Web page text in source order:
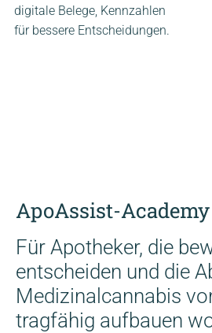
digitale Belege, Kennzahlen
für bessere Entscheidungen.
ApoAssist-Academy
Für Apotheker, die
entscheiden und die
Medizinalcannabis
tragfähig aufbauen